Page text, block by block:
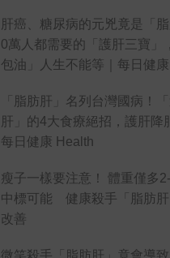
肝癌、糖尿病的元兇竟是「
0萬人都需要的「護肝三寶」
包油」人生不能等｜每日健
「脂肪肝」名列台灣國病！
肝」的4大食療絕招，護肝降
每日健康 Health
瘦子一樣要注意！ 體重僅多
中標可能 健康殺手「脂肪
改善
微笑殺手「脂肪肝」竟會導